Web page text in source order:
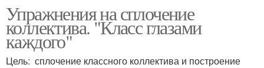
Упражнения на сплочение
коллектива. "Класс глазами
каждого"
Цель: сплочение классного коллектива и построение